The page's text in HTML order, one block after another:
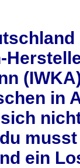
in
ein